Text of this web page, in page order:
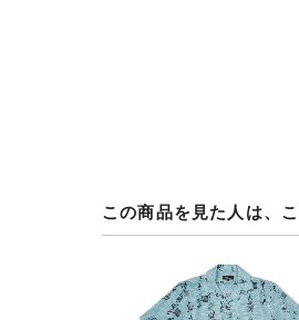
この商品を見た人は、